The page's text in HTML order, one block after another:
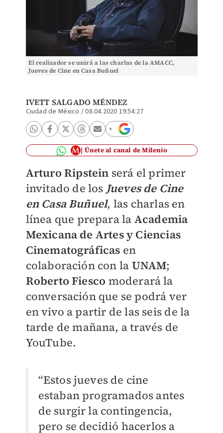
El realizador se unirá a las charlas de la AMACC,
Jueves de Cine en Casa Buñuel
IVETT SALGADO MÉNDEZ
Ciudad de México /08.04.2020 19:54:27
Únete al canal de Milenio
Arturo Ripstein será el primer
invitado de losJueves de Cine
en Casa Buñuel, las charlas en
línea que prepara la Academia
Mexicana de Artes y Ciencias
Cinematográficas en
colaboración con la UNAM;
Roberto Fiesco moderará la
conversación que se podrá ver
en vivo a partir de las seis de la
tarde de mañana, a través de
YouTube.
“Estos jueves de cine
estaban programados antes
de surgir la contingencia,
pero se decidió hacerlos a